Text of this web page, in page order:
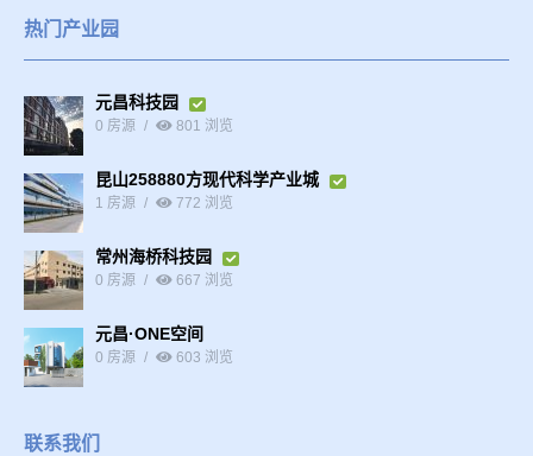
热门产业园
元昌科技园
0 房源 801 浏览
昆山258880方现代科学产业城
1 房源 772 浏览
常州海桥科技园
0 房源 667 浏览
元昌·ONE空间
0 房源 603 浏览
联系我们